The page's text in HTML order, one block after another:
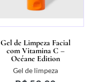
Gel de Limpeza Facial
com Vitamina C –
Océane Edition
Gel de limpeza